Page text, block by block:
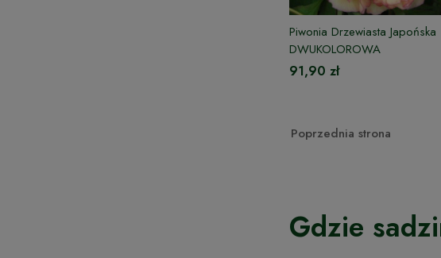
Piwonia Drzewiasta Japońska
DWUKOLOROWA
91,90 zł
Poprzednia strona
Gdzie